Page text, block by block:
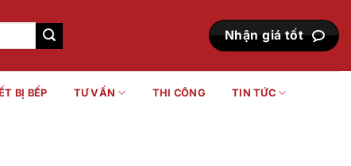
Nhận giá tốt
BỊ BẾP TƯ VẤN THI CÔNG TIN TỨC